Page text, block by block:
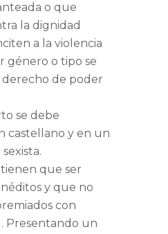
o que
la dignidad
a la violencia
género o tipo se
de poder
se debe
castellano y en un
tienen que ser
y que no
con
Presentando un